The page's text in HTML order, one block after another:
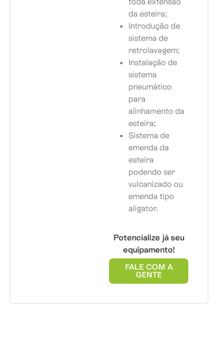
da esteira;
Introdução de
sistema de
retrolavagem;
Instalação de
sistema
pneumático
para
alinhamento da
esteira;
Sistema de
emenda da
esteira
podendo ser
vulcanizado ou
emenda tipo
aligator.
Potencialize já seu
equipamento!
FALE COM A
GENTE